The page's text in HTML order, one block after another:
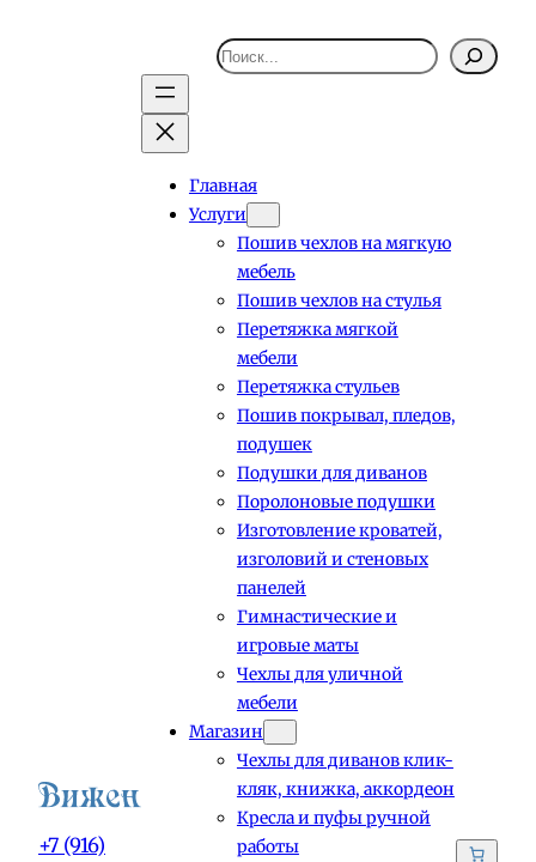
+7 (916)
Поиск
Главная
Услуги
Пошив чехлов на мягкую
мебель
Пошив чехлов на стулья
Перетяжка мягкой
мебели
Перетяжка стульев
Пошив покрывал, пледов,
подушек
Подушки для диванов
Поролоновые подушки
Изготовление кроватей,
изголовий и стеновых
панелей
Гимнастические и
игровые маты
Чехлы для уличной
мебели
Магазин
Чехлы для диванов клик-
кляк, книжка, аккордеон
Кресла и пуфы ручной
работы